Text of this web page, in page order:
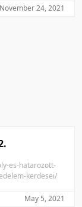
November 24, 2021
es-hatarozott-
kerdesei/
May 5, 2021